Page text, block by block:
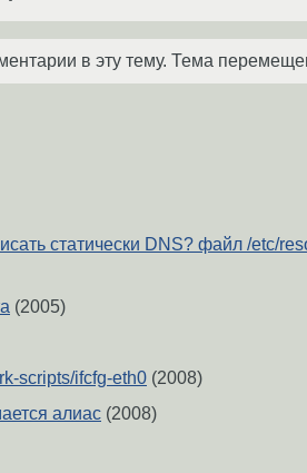
в эту тему. Тема
статически DNS? файл /etc/
(2005)
scripts/ifcfg-eth0 (2008)
алиас (2008)